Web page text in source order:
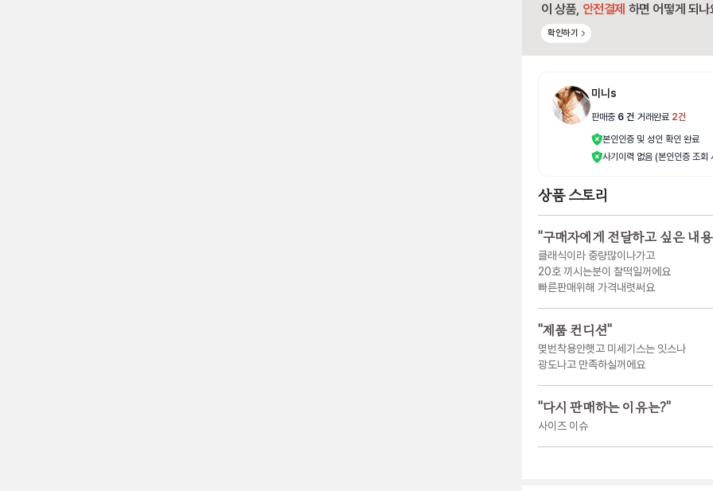
이 상품, 안전결제 하면 어떻게 되
확인하기
미니s
판매중 6 건 거래완료 2건
본인인증 및 성인 확인 완료
사기이력 없음 (본인인증 조회
상품 스토리
"구매자에게 전달하고 싶은 내
클래식이라 중량많이나가고
20호 끼시는분이 찰떡일꺼에요
빠른판매위해 가격내렷써요
"제품 컨디션"
몆번착용안햇고 미세기스는 잇스나
광도나고 만족하실꺼에요
"다시 판매하는 이유는?"
사이즈 이슈